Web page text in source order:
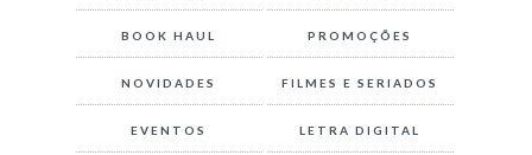
BOOK HAUL PROMOÇÕES
NOVIDADES FILMES E SERIADOS
EVENTOS LETRA DIGITAL